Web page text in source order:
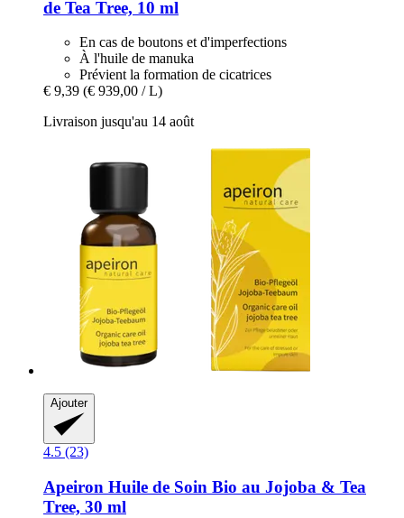
de Tea Tree, 10 ml
En cas de boutons et d'imperfections
À l'huile de manuka
Prévient la formation de cicatrices
€ 9,39 (€ 939,00 / L)
Livraison jusqu'au 14 août
Ajouter
4.5 (23)
Apeiron Huile de Soin Bio au Jojoba & Tea
Tree, 30 ml